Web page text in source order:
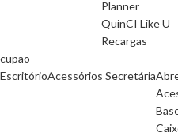
Planner
QuinCI Like U
Recargas
cupao
EscritórioAcessórios Secretária